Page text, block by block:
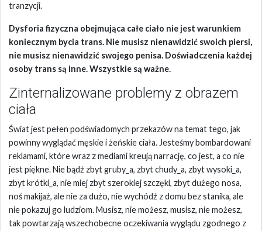
tranzycji.
Dysforia fizyczna obejmująca całe ciało nie jest warunkiem
koniecznym bycia trans. Nie musisz nienawidzić swoich piersi,
nie musisz nienawidzić swojego penisa. Doświadczenia każdej
osoby trans są inne. Wszystkie są ważne.
Zinternalizowane problemy z obrazem
ciała
Świat jest pełen podświadomych przekazów na temat tego, jak
powinny wyglądać męskie i żeńskie ciała. Jesteśmy bombardowani
reklamami, które wraz z mediami kreują narrację, co jest, a co nie
jest piękne. Nie bądź zbyt gruby_a, zbyt chudy_a, zbyt wysoki_a,
zbyt krótki_a, nie miej zbyt szerokiej szczęki, zbyt dużego nosa,
noś makijaż, ale nie za dużo, nie wychódź z domu bez stanika, ale
nie pokazuj go ludziom. Musisz, nie możesz, musisz, nie możesz,
tak powtarzają wszechobecne oczekiwania wyglądu zgodnego z